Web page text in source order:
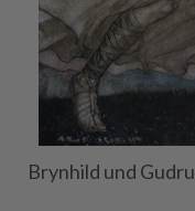
Brynhild und